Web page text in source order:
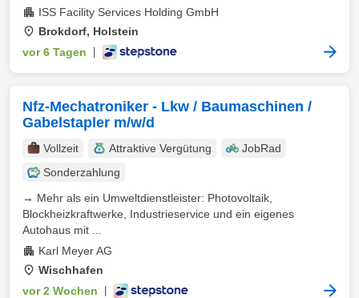
ISS Facility Services Holding GmbH
Brokdorf, Holstein
vor 6 Tagen
Nfz-Mechatroniker - Lkw / Baumaschinen /
Gabelstapler m/w/d
Vollzeit Attraktive Vergütung
JobRad
Sonderzahlung
→ Mehr als ein Umweltdienstleister: Photovoltaik,
Blockheizkraftwerke, Industrieservice und ein eigenes
Autohaus mit ...
Karl Meyer AG
Wischhafen
vor 2 Wochen